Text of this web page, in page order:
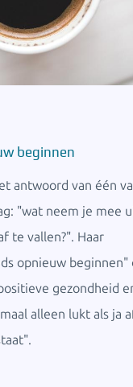
beginnen
antwoord van één
"wat neem je mee
te vallen?". Haar
opnieuw beginnen"
gezondheid
alleen lukt als ja